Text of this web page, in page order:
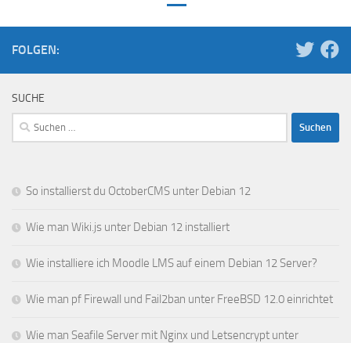
FOLGEN:
SUCHE
Suchen
nach:
So installierst du OctoberCMS unter Debian 12
Wie man Wiki.js unter Debian 12 installiert
Wie installiere ich Moodle LMS auf einem Debian 12 Server?
Wie man pf Firewall und Fail2ban unter FreeBSD 12.0 einrichtet
Wie man Seafile Server mit Nginx und Letsencrypt unter